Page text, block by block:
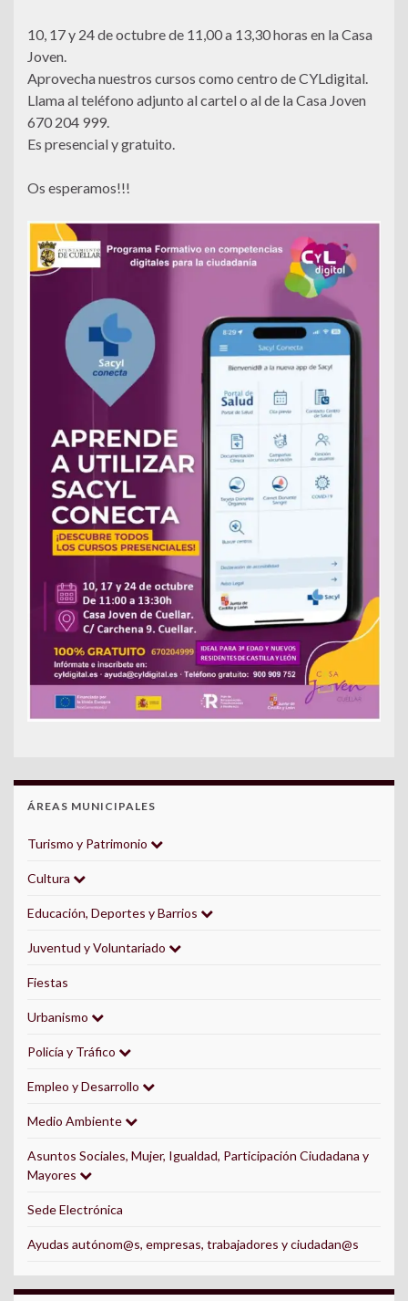
10, 17 y 24 de octubre de 11,00 a 13,30 horas en la Casa
Joven.
Aprovecha nuestros cursos como centro de CYLdigital.
Llama al teléfono adjunto al cartel o al de la Casa Joven
670 204 999.
Es presencial y gratuito.
Os esperamos!!!
ÁREAS MUNICIPALES
Turismo y Patrimonio
Cultura
Educación, Deportes y Barrios
Juventud y Voluntariado
Fiestas
Urbanismo
Policía y Tráfico
Empleo y Desarrollo
Medio Ambiente
Asuntos Sociales, Mujer, Igualdad, Participación Ciudadana y
Mayores
Sede Electrónica
Ayudas autónom@s, empresas, trabajadores y ciudadan@s